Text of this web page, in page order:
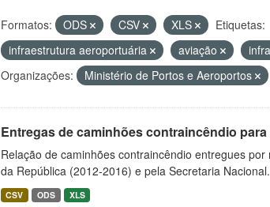
Formatos: ODS CSV XLS
Etiquetas:
infraestrutura aeroportuária
aviação
Organizações:
Ministério de Portos e Aeroportos
Entregas de caminhões contraincêndio
Relação de caminhões contraincêndio entregues
da República (2012-2016) e pela Secretaria
CSV ODS XLS